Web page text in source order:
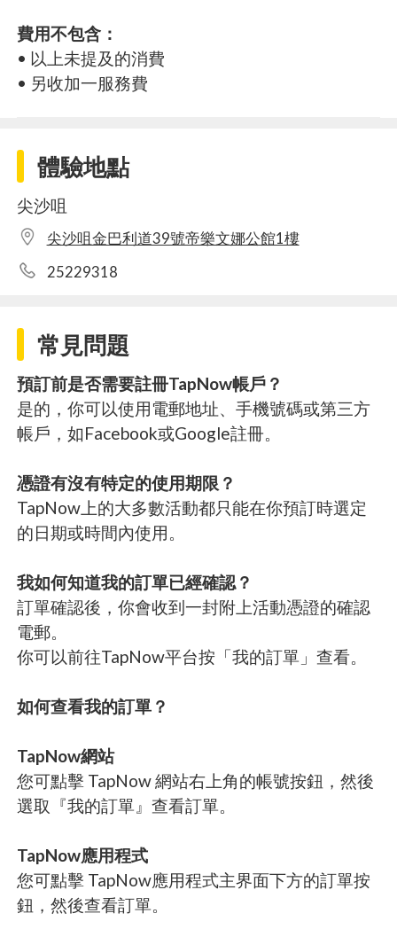
費用不包含：
• 以上未提及的消費
• 另收加一服務費
體驗地點
尖沙咀
尖沙咀金巴利道39號帝樂文娜公館1樓
25229318
常見問題
預訂前是否需要註冊TapNow帳戶？
是的，你可以使用電郵地址、手機號碼或第三方
帳戶，如Facebook或Google註冊。
憑證有沒有特定的使用期限？
TapNow上的大多數活動都只能在你預訂時選定
的日期或時間內使用。
我如何知道我的訂單已經確認？
訂單確認後，你會收到一封附上活動憑證的確認
電郵。
你可以前往TapNow平台按「我的訂單」查看。
如何查看我的訂單？
TapNow網站
您可點擊 TapNow 網站右上角的帳號按鈕，然後
選取『我的訂單』查看訂單。
TapNow應用程式
您可點擊 TapNow應用程式主界面下方的訂單按
鈕，然後查看訂單。